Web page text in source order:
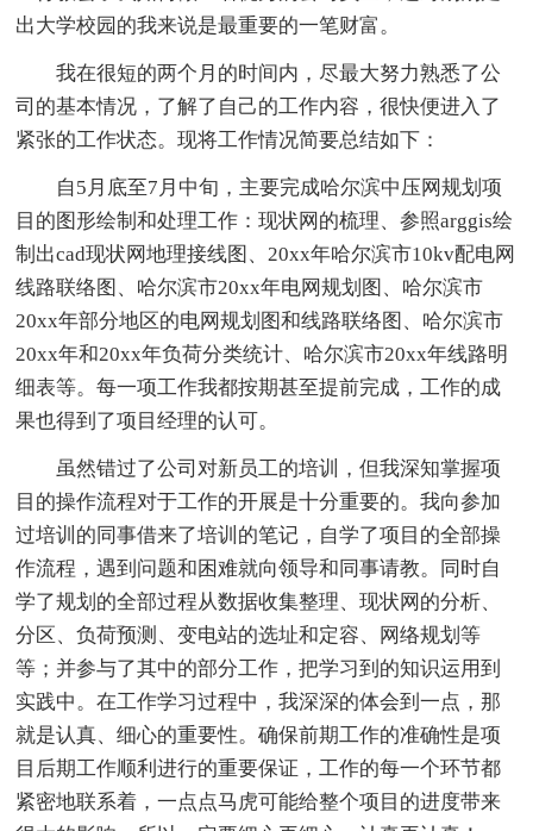
出大学校园的我来说是最重要的一笔财富。
我在很短的两个月的时间内，尽最大努力熟悉了公
司的基本情况，了解了自己的工作内容，很快便进入了
紧张的工作状态。现将工作情况简要总结如下：
自5月底至7月中旬，主要完成哈尔滨中压网规划项
目的图形绘制和处理工作：现状网的梳理、参照arggis绘
制出cad现状网地理接线图、20xx年哈尔滨市10kv配电网
线路联络图、哈尔滨市20xx年电网规划图、哈尔滨市
20xx年部分地区的电网规划图和线路联络图、哈尔滨市
20xx年和20xx年负荷分类统计、哈尔滨市20xx年线路明
细表等。每一项工作我都按期甚至提前完成，工作的成
果也得到了项目经理的认可。
虽然错过了公司对新员工的培训，但我深知掌握项
目的操作流程对于工作的开展是十分重要的。我向参加
过培训的同事借来了培训的笔记，自学了项目的全部操
作流程，遇到问题和困难就向领导和同事请教。同时自
学了规划的全部过程从数据收集整理、现状网的分析、
分区、负荷预测、变电站的选址和定容、网络规划等
等；并参与了其中的部分工作，把学习到的知识运用到
实践中。在工作学习过程中，我深深的体会到一点，那
就是认真、细心的重要性。确保前期工作的准确性是项
目后期工作顺利进行的重要保证，工作的每一个环节都
紧密地联系着，一点点马虎可能给整个项目的进度带来